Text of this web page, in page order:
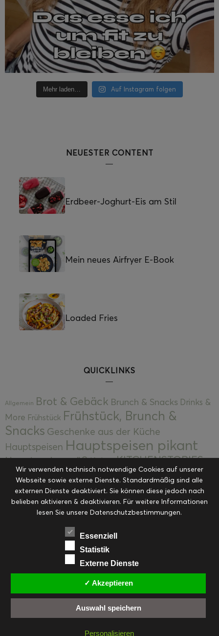
Mehr laden… Auf Instagram folgen
NEUESTER CONTENT
Erdbeer-Joghurt-Eis am Stil
Mein neues Airfryer E-Book
Loaded Fries
QUICKLINKS
Allgemein Brot & Gebäck Brunch & Snacks Drinks &
More Frühstück Frühstück, Brunch &
Snacks Geschenke aus der Küche
Hauptspeisen Hauptspeisen pikant
Hauptspeisen süßKekseKITCHENSTORIES
Kuchen, Torten & Desserts Kuchen und
Desserts Kulinarik Kulinarische Mitbringsel &
Eingemachtes Ohne Kategorie Ostern Resteküche
RezepteSaisonalSliderStartseite
Suppen, Salate & Vorspeisen
Vorspeisen, Salate & Suppen
Weihnachten Workshops & Events
FACEBOOK PINTEREST
EMAIL
INSTAGRAM
Wir verwenden technisch notwendige Cookies auf unserer
Webseite sowie externe Dienste. Standardmäßig sind alle
externen Dienste deaktiviert. Sie können diese jedoch nach
belieben aktivieren & deaktivieren. Für weitere Informationen
lesen Sie unsere Datenschutzbestimmungen.
Essenziell
Statistik
Externe Dienste
✓ Akzeptieren
Auswahl speichern
Personalisieren